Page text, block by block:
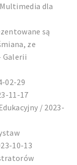
dla
są
ze
Galerii
02-29
11-17
/ 2023-
10-13